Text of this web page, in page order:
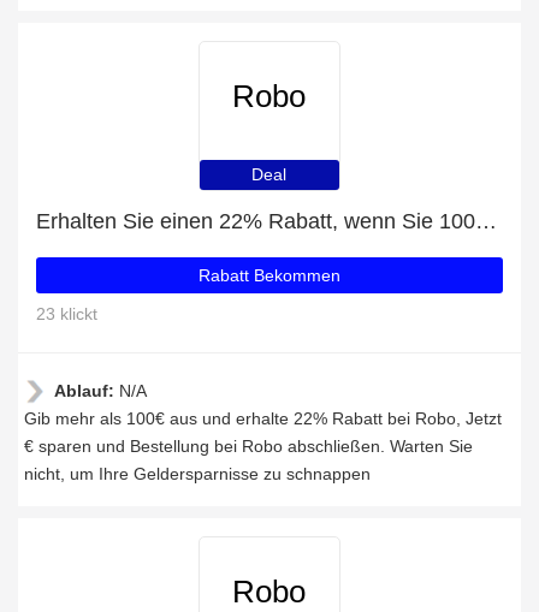
Robo
Deal
Erhalten Sie einen 22% Rabatt, wenn Sie 100€ bei Robo ausgeben
Rabatt Bekommen
23 klickt
Ablauf: N/A
Gib mehr als 100€ aus und erhalte 22% Rabatt bei Robo, Jetzt
€ sparen und Bestellung bei Robo abschließen. Warten Sie
nicht, um Ihre Geldersparnisse zu schnappen
Robo